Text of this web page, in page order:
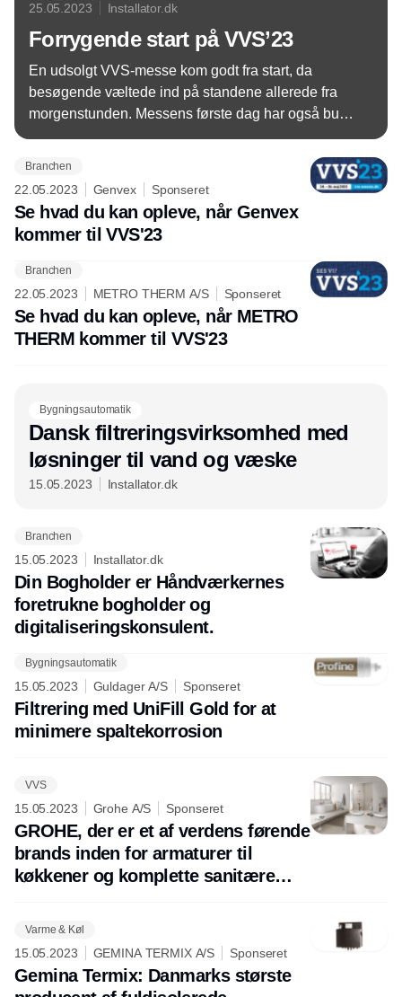
25.05.2023 Installator.dk
Forrygende start på VVS’23
En udsolgt VVS-messe kom godt fra start, da
besøgende væltede ind på standene allerede fra
morgenstunden. Messens første dag har også budt
hvor IDA Energi var vært, en studiedag for flere 100
lærlinge og uddeling af messens nystiftede legat.
Branchen
22.05.2023 Genvex Sponseret
Se hvad du kan opleve, når Genvex
kommer til VVS'23
Branchen
22.05.2023 METRO THERM A/S Sponseret
Se hvad du kan opleve, når METRO
THERM kommer til VVS'23
Bygningsautomatik
Dansk filtreringsvirksomhed med
løsninger til vand og væske
15.05.2023 Installator.dk
Branchen
15.05.2023 Installator.dk
Din Bogholder er Håndværkernes
foretrukne bogholder og
digitaliseringskonsulent.
Bygningsautomatik
15.05.2023 Guldager A/S Sponseret
Filtrering med UniFill Gold for at
minimere spaltekorrosion
VVS
15.05.2023 Grohe A/S Sponseret
GROHE, der er et af verdens førende
brands inden for armaturer til
køkkener og komplette sanitære
igen i år på VVS-messen i Odense.
Varme & Køl
15.05.2023 GEMINA TERMIX A/S Sponseret
Gemina Termix: Danmarks største